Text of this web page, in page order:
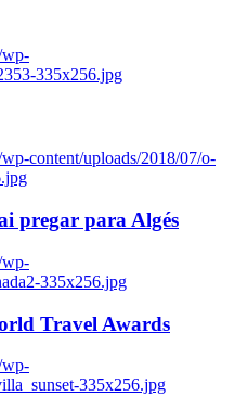
wp-
335x256.jpg
content/uploads/2018/07/o-
pregar para Algés
wp-
335x256.jpg
Travel Awards
wp-
335x256.jpg